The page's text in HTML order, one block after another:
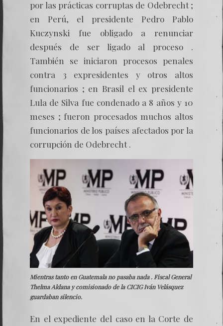
por las prácticas corruptas de Odebrecht ;
en Perú, el presidente Pedro Pablo
Kuczynski fue obligado a renunciar
después de ser ligado al proceso .
También se iniciaron procesos penales
contra 3 expresidentes y otros altos
funcionarios ; en Brasil el ex presidente
Lula de Silva fue condenado a 8 años y 10
meses ; fueron procesados muchos altos
funcionarios de los países afectados por la
corrupción de Odebrecht .
Mientras tanto en Guatemala no pasaba nada . Fiscal General
Thelma Aldana y comisionado de la CICIG Iván Velásquez
guardaban silencio.
En el expediente del caso en la Corte de